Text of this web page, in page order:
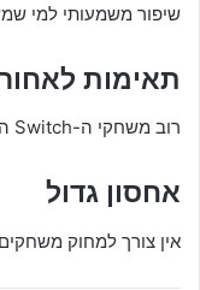
שיפור משמעותי למי
תאימות
רוב משחקי ה-Switch הקיימים ממשיכים לעבוד.
אחסון גדול
אין צורך למחוק